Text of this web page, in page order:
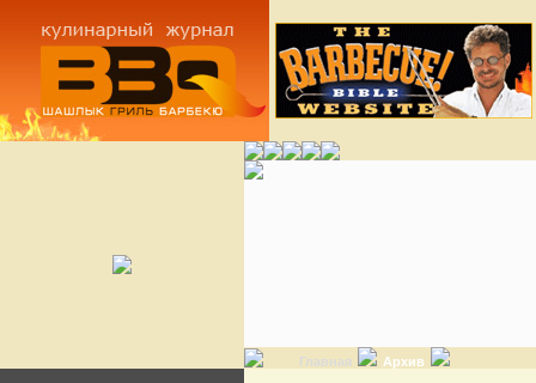
Главная Архив